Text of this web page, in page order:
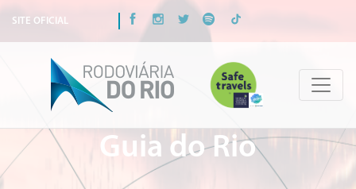
SITE OFICIAL
Guia do Rio